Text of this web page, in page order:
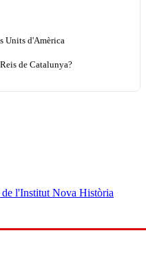
Units d'Amèrica
de Catalunya?
l'Institut Nova Història